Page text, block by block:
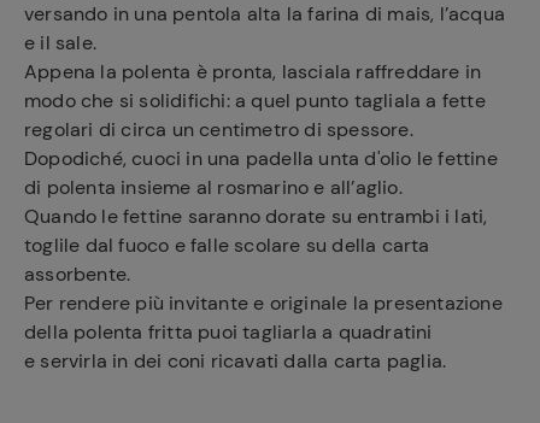
versando in una pentola alta la farina di mais, l’acqua
e il sale.
Appena la polenta è pronta, lasciala raffreddare in
modo che si solidifichi: a quel punto tagliala a fette
regolari di circa un centimetro di spessore.
Dopodiché, cuoci in una padella unta d'olio le fettine
di polenta insieme al rosmarino e all’aglio.
Quando le fettine saranno dorate su entrambi i lati,
toglile dal fuoco e falle scolare su della carta
assorbente.
Per rendere più invitante e originale la presentazione
della polenta fritta puoi tagliarla a quadratini
e servirla in dei coni ricavati dalla carta paglia.